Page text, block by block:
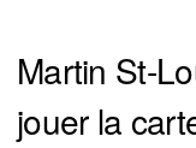
Martin St-
jouer la